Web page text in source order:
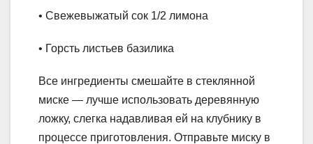
• Свежевыжатый сок 1/2 лимона
• Горсть листьев базилика
Все ингредиенты смешайте в стеклянной
миске — лучше использовать деревянную
ложку, слегка надавливая ей на клубнику в
процессе приготовления. Отправьте миску в